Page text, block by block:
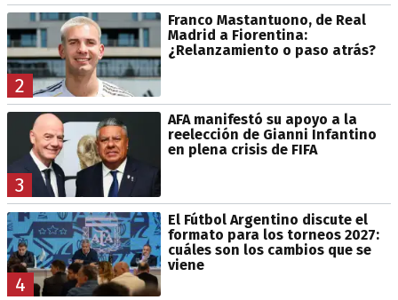
2
Franco Mastantuono, de Real
Madrid a Fiorentina:
¿Relanzamiento o paso atrás?
3
AFA manifestó su apoyo a la
reelección de Gianni Infantino
en plena crisis de FIFA
4
El Fútbol Argentino discute el
formato para los torneos 2027:
cuáles son los cambios que se
viene